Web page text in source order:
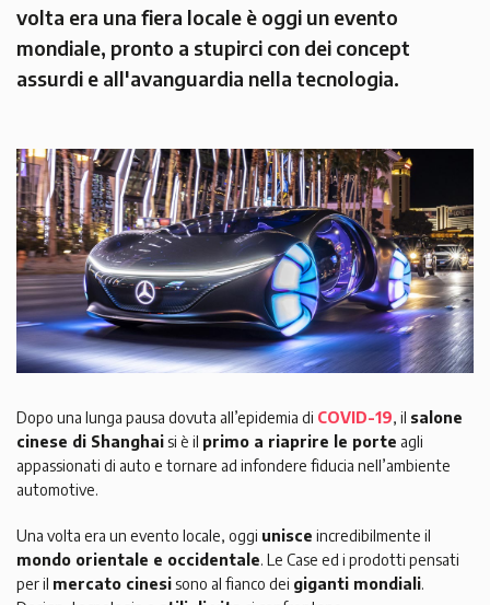
volta era una fiera locale è oggi un evento
mondiale, pronto a stupirci con dei concept
assurdi e all'avanguardia nella tecnologia.
Dopo una lunga pausa dovuta all’epidemia di COVID-19, il salone
cinese di Shanghaisi è il primo a riaprire le porte agli
appassionati di auto e tornare ad infondere fiducia nell’ambiente
automotive.
Una volta era un evento locale, oggi unisce incredibilmente il
mondo orientale e occidentale. Le Case ed i prodotti pensati
per il mercato cinesisono al fianco dei giganti mondiali.